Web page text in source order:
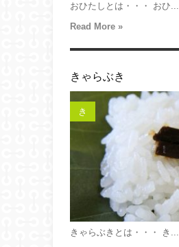
おひたしとは・・・ おひ...
Read More »
きゃらぶき
き
きゃらぶきとは・・・ き...